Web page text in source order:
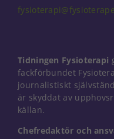
Tidningen Fysioterapi
fackförbundet
journalistiskt
är skyddat av
källan.
Chefredaktör och